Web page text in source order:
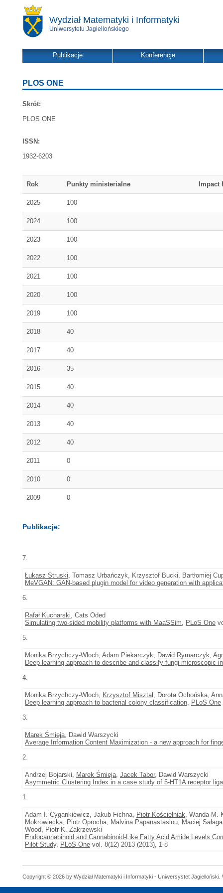
Wydział Matematyki i Informatyki
Uniwersytetu Jagiellońskiego
Publikacje Konferencje
PLOS ONE
Skrót:
PLOS ONE
ISSN:
1932-6203
Rok Punkty ministerialne Impact
2025 100
2024 100
2023 100
2022 100
2021 100
2020 100
2019 100
2018 40
2017 40
2016 35
2015 40
2014 40
2013 40
2012 40
2011 0
2010 0
2009 0
Publikacje:
7.
Łukasz Struski, Tomasz Urbańczyk, Krzysztof Bucki, Bartłomiej
MeVGAN: GAN-based plugin model for video generation with
6.
Rafał Kucharski, Cats Oded
Simulating two-sided mobility platforms with MaaSSim, PLoS One
5.
Monika Brzychczy-Włoch, Adam Piekarczyk, Dawid Rymarczyk,
Deep learning approach to describe and classify fungi microscopic
4.
Monika Brzychczy-Włoch, Krzysztof Misztal , Dorota Ochońska,
Deep learning approach to bacterial colony classification, PLoS One
3.
Marek Śmieja, Dawid Warszycki
Average Information Content Maximization - a new approach for
2.
Andrzej Bojarski, Marek Śmieja, Jacek Tabor, Dawid Warszycki
Asymmetric Clustering Index in a case study of 5-HT1A receptor
1.
Adam I. Cygankiewicz, Jakub Fichna, Piotr Kościelniak, Wanda M.
Mokrowiecka, Piotr Oprocha, Malvina Papanastasiou, Maciej
Wood, Piotr K. Zakrzewski
Endocannabinoid and Cannabinoid-Like Fatty Acid Amide Levels
Pilot Study, PLoS One vol. 8(12) 2013 (2013), 1-8
Copyright © 2026 by Wydział Matematyki i Informatyki - Uniwersystet